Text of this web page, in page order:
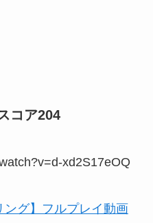
コア204
xd2S17eOQ
ング】フルプレイ動画